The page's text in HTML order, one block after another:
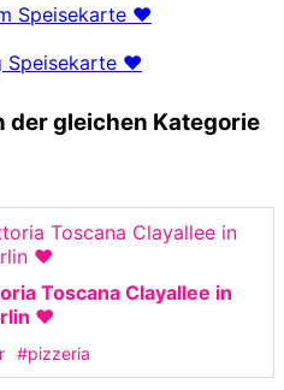
Speisekarte ❤️
Speisekarte ❤️
gleichen Kategorie
Toscana Clayallee in
❤️
#pizzeria